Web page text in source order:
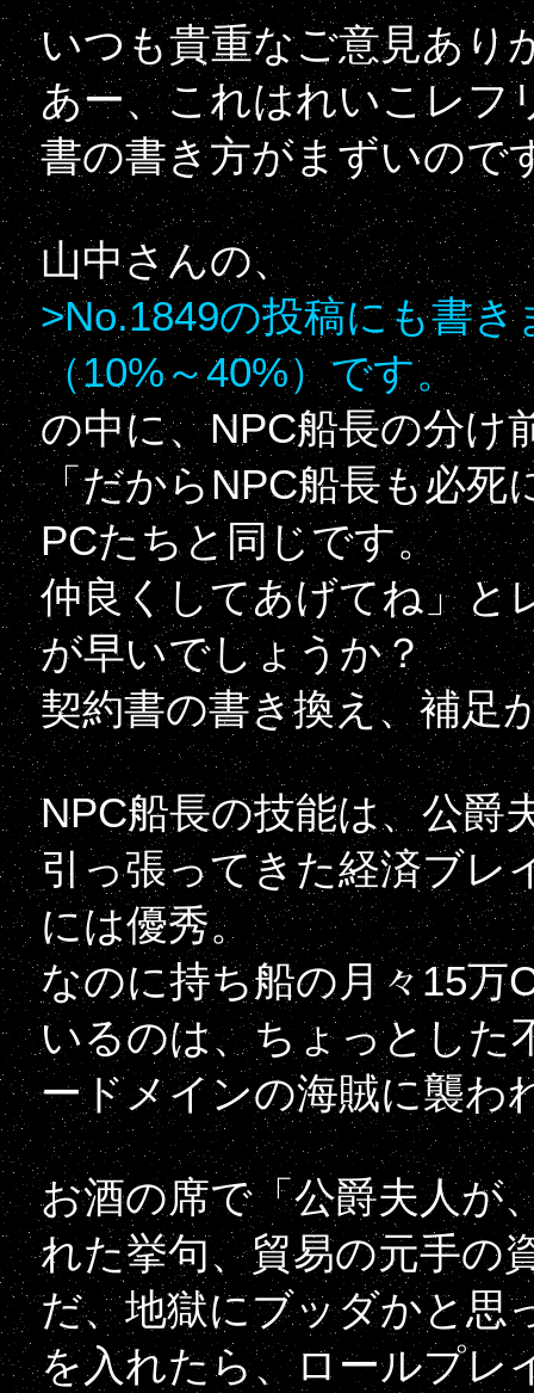
いつも貴重なご意見あり
あー、これはれいこレフ
書の書き方がまずいので
山中さんの、
>No.1849の投稿にも書
（10%～40%）です。
の中に、NPC船長の分け
「だからNPC船長も必死
PCたちと同じです。
仲良くしてあげてね」と
が早いでしょうか？
契約書の書き換え、補足
NPC船長の技能は、公爵
引っ張ってきた経済ブレ
には優秀。
なのに持ち船の月々15万
いるのは、ちょっとした
ードメインの海賊に襲わ
お酒の席で「公爵夫人が
れた挙句、貿易の元手の
だ、地獄にブッダかと思
を入れたら、ロールプレ